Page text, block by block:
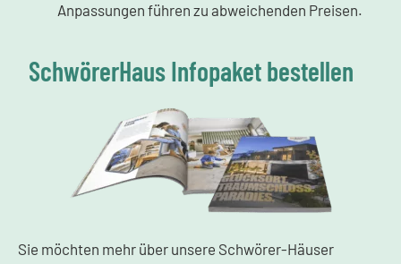
Anpassungen führen zu abweichenden Preisen.
SchwörerHaus Infopaket bestellen
Sie möchten mehr über unsere Schwörer-Häuser